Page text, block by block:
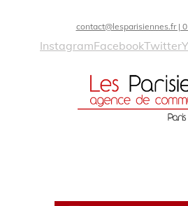
contact@lesparisiennes.fr |
InstagramFacebookTwitter